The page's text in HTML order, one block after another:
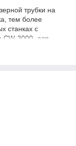
трубки на
тем более
станках с
CW-3000, для
используются
климате, то мы
перегрева, но и